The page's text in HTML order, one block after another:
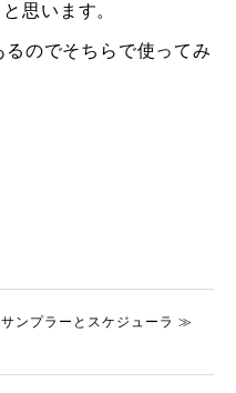
思います。
のでそちらで使ってみ
サンプラーとスケジューラ ≫